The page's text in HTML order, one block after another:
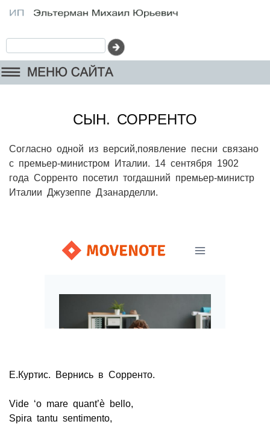
СЫН. СОРРЕНТО
Согласно одной из версий,появление песни связано
с премьер-министром Италии. 14 сентября 1902
года Сорренто посетил тогдашний премьер-министр
Италии Джузеппе Дзанарделли.
Е.Куртис. Вернись в Сорренто.
Vide ‘o mare quant’è bello,
Spira tantu sentimento,